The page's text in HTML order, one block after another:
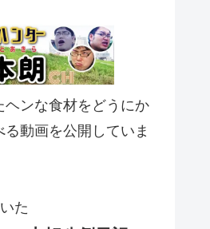
ヘンな食材をどうにか
る動画を公開していま
た